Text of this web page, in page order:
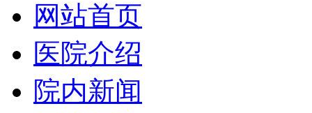
网站首页
医院介绍
院内新闻